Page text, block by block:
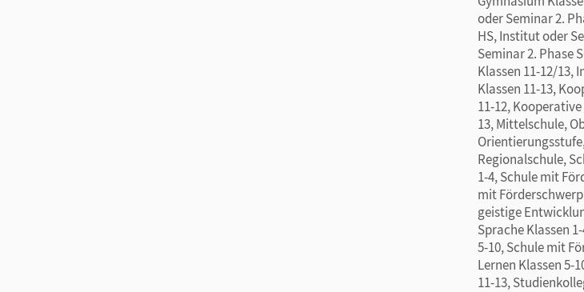
oder Seminar 2.
HS, Institut oder
Seminar 2. Phase
Klassen 11-12/13,
Klassen 11-13,
11-12,
13, Mittelschule,
Regionalschule,
1-4, Schule mit
mit
geistige
Sprache Klassen
5-10, Schule mit
Lernen Klassen 5-
11-13,